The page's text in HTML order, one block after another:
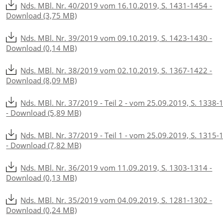
Nds. MBl. Nr. 40/2019 vom 16.10.2019, S. 1431-1454 -
Download (3,75 MB)
Nds. MBl. Nr. 39/2019 vom 09.10.2019, S. 1423-1430 -
Download (0,14 MB)
Nds. MBl. Nr. 38/2019 vom 02.10.2019, S. 1367-1422 -
Download (8,09 MB)
Nds. MBl. Nr. 37/2019 - Teil 2 - vom 25.09.2019, S. 1338-
- Download (5,89 MB)
Nds. MBl. Nr. 37/2019 - Teil 1 - vom 25.09.2019, S. 1315-
- Download (7,82 MB)
Nds. MBl. Nr. 36/2019 vom 11.09.2019, S. 1303-1314 -
Download (0,13 MB)
Nds. MBl. Nr. 35/2019 vom 04.09.2019, S. 1281-1302 -
Download (0,24 MB)